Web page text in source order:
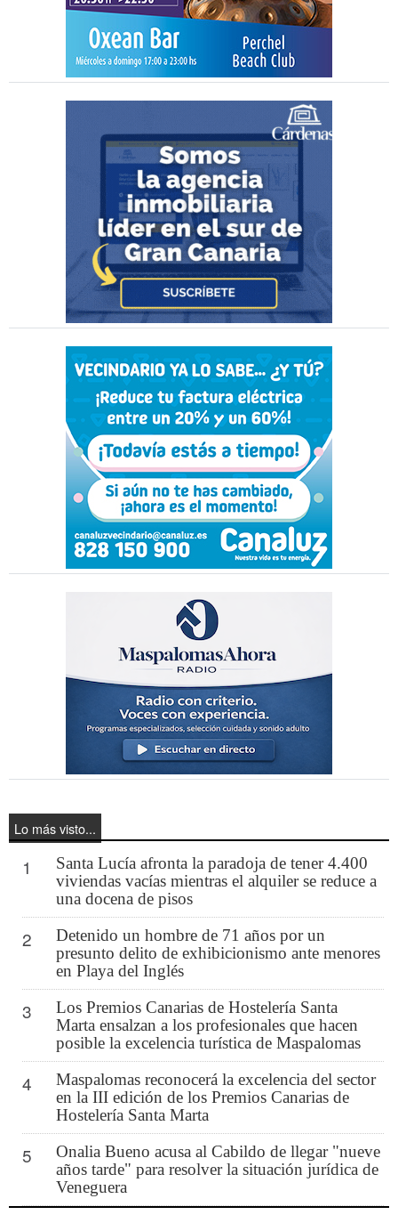
Lo más visto...
1
Santa Lucía afronta la paradoja de tener 4.400
viviendas vacías mientras el alquiler se reduce a
una docena de pisos
2
Detenido un hombre de 71 años por un
presunto delito de exhibicionismo ante menores
en Playa del Inglés
3
Los Premios Canarias de Hostelería Santa
Marta ensalzan a los profesionales que hacen
posible la excelencia turística de Maspalomas
4
Maspalomas reconocerá la excelencia del sector
en la III edición de los Premios Canarias de
Hostelería Santa Marta
5
Onalia Bueno acusa al Cabildo de llegar "nueve
años tarde" para resolver la situación jurídica de
Veneguera